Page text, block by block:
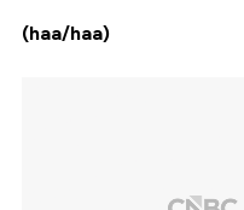
(haa/haa)